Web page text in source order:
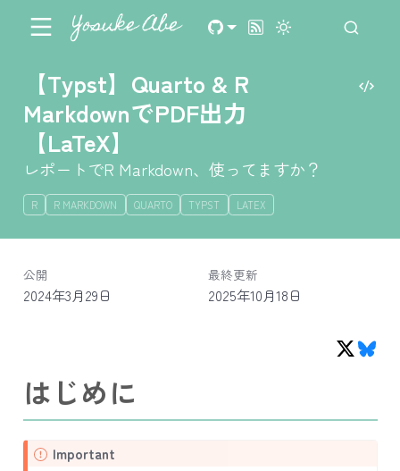
Yosuke Abe
【Typst】Quarto & R
MarkdownでPDF出力
【LaTeX】
レポートでR Markdown、使ってますか？
R R MARKDOWN QUARTO TYPST LATEX
公開
2024年3月29日
最終更新
2025年10月18日
はじめに
Important